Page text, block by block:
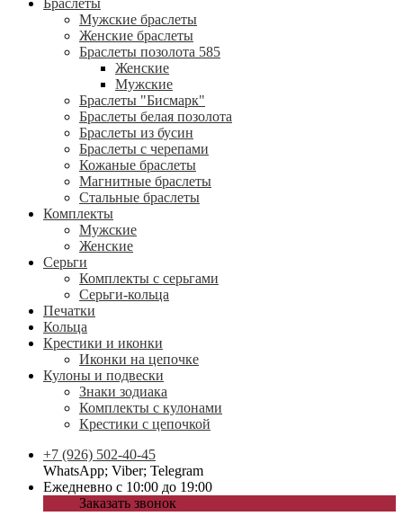
Браслеты
Мужские браслеты
Женские браслеты
Браслеты позолота 585
Женские
Мужские
Браслеты "Бисмарк"
Браслеты белая позолота
Браслеты из бусин
Браслеты с черепами
Кожаные браслеты
Магнитные браслеты
Стальные браслеты
Комплекты
Мужские
Женские
Серьги
Комплекты с серьгами
Серьги-кольца
Печатки
Кольца
Крестики и иконки
Иконки на цепочке
Кулоны и подвески
Знаки зодиака
Комплекты с кулонами
Крестики с цепочкой
+7 (926) 502-40-45
WhatsApp; Viber; Telegram
Ежедневно с 10:00 до 19:00
Заказать звонок